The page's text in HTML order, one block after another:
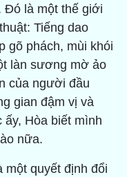
Đó là một thế giới
Tiếng dao
gõ phách, mùi khói
làn sương mờ ảo
của người đầu
gian đậm vị và
ấy, Hòa biết mình
nữa.
một quyết định đổi